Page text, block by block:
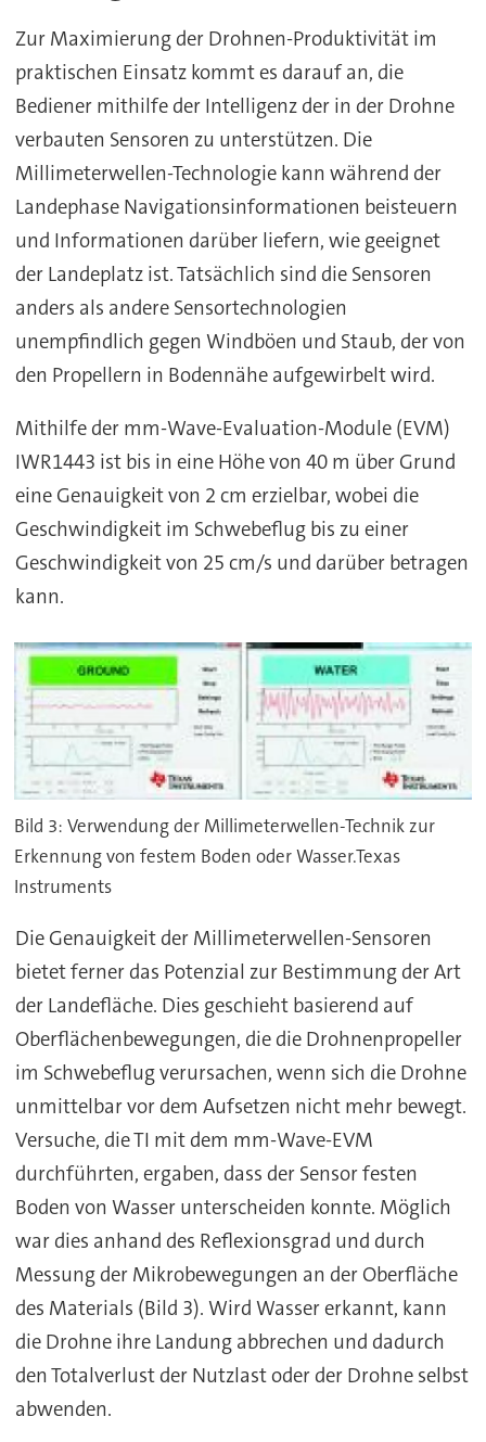
Zur Maximierung der Drohnen-Produktivität im
praktischen Einsatz kommt es darauf an, die
Bediener mithilfe der Intelligenz der in der Drohne
verbauten Sensoren zu unterstützen. Die
Millimeterwellen-Technologie kann während der
Landephase Navigationsinformationen beisteuern
und Informationen darüber liefern, wie geeignet
der Landeplatz ist. Tatsächlich sind die Sensoren
anders als andere Sensortechnologien
unempfindlich gegen Windböen und Staub, der von
den Propellern in Bodennähe aufgewirbelt wird.
Mithilfe der mm-Wave-Evaluation-Module (EVM)
IWR1443 ist bis in eine Höhe von 40 m über Grund
eine Genauigkeit von 2 cm erzielbar, wobei die
Geschwindigkeit im Schwebeflug bis zu einer
Geschwindigkeit von 25 cm/s und darüber betragen
kann.
Bild 3: Verwendung der Millimeterwellen-Technik zur
Erkennung von festem Boden oder Wasser.Texas
Instruments
Die Genauigkeit der Millimeterwellen-Sensoren
bietet ferner das Potenzial zur Bestimmung der Art
der Landefläche. Dies geschieht basierend auf
Oberflächenbewegungen, die die Drohnenpropeller
im Schwebeflug verursachen, wenn sich die Drohne
unmittelbar vor dem Aufsetzen nicht mehr bewegt.
Versuche, die TI mit dem mm-Wave-EVM
durchführten, ergaben, dass der Sensor festen
Boden von Wasser unterscheiden konnte. Möglich
war dies anhand des Reflexionsgrad und durch
Messung der Mikrobewegungen an der Oberfläche
des Materials (Bild 3). Wird Wasser erkannt, kann
die Drohne ihre Landung abbrechen und dadurch
den Totalverlust der Nutzlast oder der Drohne selbst
abwenden.